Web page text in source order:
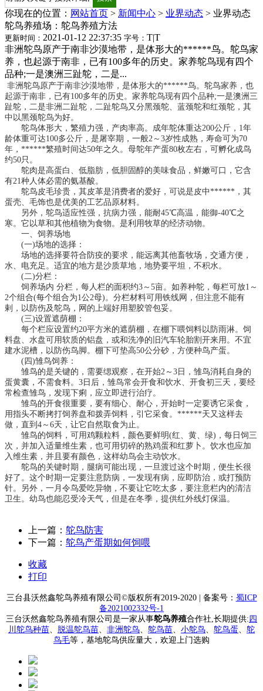
你现在的位置： 网站首页 > 新闻中心 > 业界动态 > 业界动态
鸵鸟养殖场：鸵鸟养殖方法
更新时间： 2021-01-12 22:37:35 字号： T|T
非洲鸵鸟原产于南非沙漠地带，是体形大的******鸟。鸵鸟家
养，也起源于南非，已有100多年的历史。家养鸵鸟现有四个
品种;一是澳洲三趾鸵，二是...
非洲鸵鸟原产于南非沙漠地带，是体形大的******鸟。鸵鸟家养，也
起源于南非，已有100多年的历史。家养鸵鸟现有四个品种;一是澳洲三
趾鸵，二是非洲二趾鸵，二趾鸵鸟又分黑颈鸵、蓝颈鸵和红颈鸵，其
中以黑颈鸵鸟为好。
鸵鸟体形大，繁殖力强，产肉率高。成年鸵体重达200公斤，1年
龄体重可达100多公斤，是屠宰期，一般2～3岁性成熟，寿命可为70
年，******繁殖时间达50年之久。母鸵年产蛋80枚左右，可孵化成鸟
约50只。
鸵肉是高蛋白、低脂肪，低胆固醇的美味食品，鲜嫩可口，它含
有21种人体必需的氨基酸。
鸵鸟皮毛珍贵，其皮革是消费者的爱好，可说是皮中******，其
蛋壳、毛饰也是优美的工艺品原材料。
另外，鸵鸟适应性强，抗病力强，能耐45℃高温，能御-40℃之
寒。它以草和其他植物为食物。是利用牧草的经济动物。
一、饲养场地
(一)场地的选择：
场地的选择要符合防疫的要求，能远离其他畜牧场，交通方便，
水、电充足。适宜的地方是沙质草地，地势要平坦，不积水。
(二)分栏：
饲养场内 分栏，每人栏的面积约3～5亩。如养种鸵，每栏可放1～
2个组合(每个组合为1公2母)。分栏材料可用铁线网，但注意不能有
剌，以防伤及鸵鸟，网的上端好用塑胶管包妥。
(三)设置遮荫棚：
每个栏应设置约20平方米的遮荫棚，在棚下喂饲料以防雨淋。饲
料盘、水盘可用软质的铝盘，或和洗净的旧汽车轮胎割开来用。不宜
建水泥槽，以防伤鸟脚。棚下可垫高50公分砂，方便种鸟产蛋。
(四)雏鸟饲养：
雏鸟的是关键的，需要缌观察，在开始2～3日，雏鸟消耗自身的
蛋黄囊，不需食料。3日后，雏鸟常会开食和饮水、开食初三天，要经
常检查雏鸟，发现下痢，应立即进行治疗。
雏鸟的开食很重要，要有细心、耐心，开始时一定要诱它采食，
用指头不断拷打饲养盘和拨弄饲料，引它采食。******天又这样去
做，直到4～6天，让它自然取食为止。
雏鸟的饲料，可用鸡颗粒料，颜色要鲜明(红、黄、绿)，每日饲三
次，并加入适量维生素，也可用切碎的熟鸡蛋和红萝卜。饮水也应加
入维生素，并且要有颜色，这样幼鸟会主动饮水。
鸵鸟的关键时期，腿病可能出现，一旦渡过这个时期，便生长很
好了。这个时期一定要注意防病，一发现有病，应即防治，或打预防
针。另外，一月令鸟爱吃异物，不要让它吃太多，要注意栏内的清洁
卫生。幼鸟也能忍受冷天气，但是在冬季，提供红外线灯保温。
上一篇： 鸵鸟防害
下一篇： 鸵鸟产蛋期如何饲喂
收藏
打印
三台县沃然鑫鸵鸟养殖有限公司 ©版权所有2019-2020 | 备案号： 蜀ICP
备2021002332号-1
三台沃然鑫鸵鸟养殖有限公司是一家从事鸵鸟养殖合作社,长期提供: 四
川鸵鸟种苗、 脱温鸵鸟苗、 非洲鸵鸟、 鸵鸟苗、 小鸵鸟、 鸵鸟蛋、 鸵
鸟毛等，基地鸵鸟供应量大，欢迎上门选购